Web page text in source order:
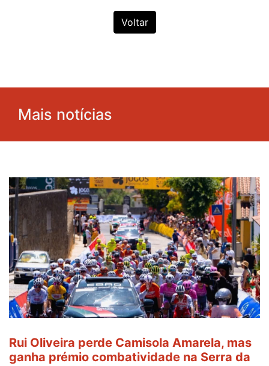
Voltar
Mais notícias
Rui Oliveira perde Camisola Amarela, mas
ganha prémio combatividade na Serra da